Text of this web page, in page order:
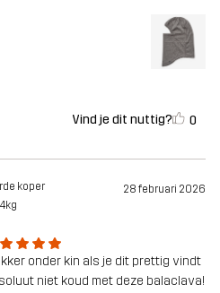
Vind je dit nuttig? 0
koper 28 februari 2026
onder kin als je dit prettig vindt
niet koud met deze balaclava!